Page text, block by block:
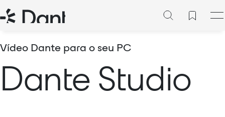
Vídeo Dante para o seu PC
Dante Studio